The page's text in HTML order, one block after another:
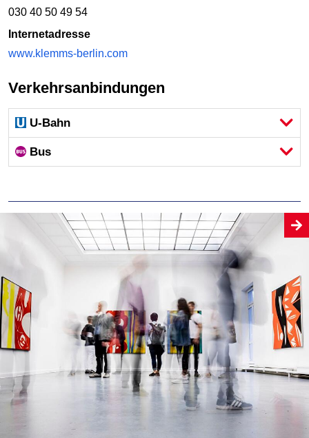
030 40 50 49 54
Internetadresse
www.klemms-berlin.com
Verkehrsanbindungen
U-Bahn
Bus